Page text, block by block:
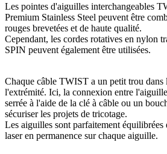
Les pointes d'aiguilles interchangeables
Premium Stainless Steel peuvent être
rouges brevetées et de haute qualité.
Cependant, les cordes rotatives en nylon
SPIN peuvent également être utilisées.
Chaque câble TWIST a un petit trou dans
l'extrémité. Ici, la connexion entre
serrée à l'aide de la clé à câble ou un
sécuriser les projets de tricotage.
Les aiguilles sont parfaitement équilibrées
laser en permanence sur chaque aiguille.